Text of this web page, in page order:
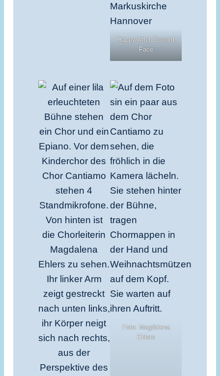
Happy After Concert
Face
Foto: Magdalena
Ehlers